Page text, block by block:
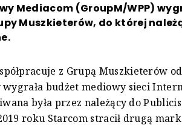
Mediacom (GroupM/WPP)
Muszkieterów, do której
z Grupą Muszkieterów
budżet mediowy sieci
była przez należący do
roku Starcom stracił drugą